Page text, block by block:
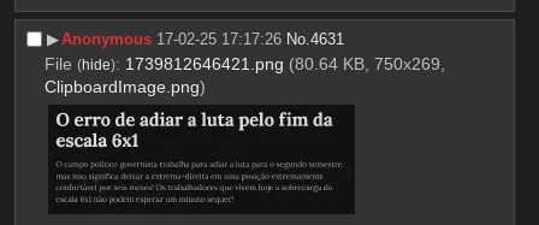
▶︎Anonymous 17-02-25 17:17:26 No.4631
File (hide): 1739812646421.png (80.64 KB, 750x269,
ClipboardImage.png)